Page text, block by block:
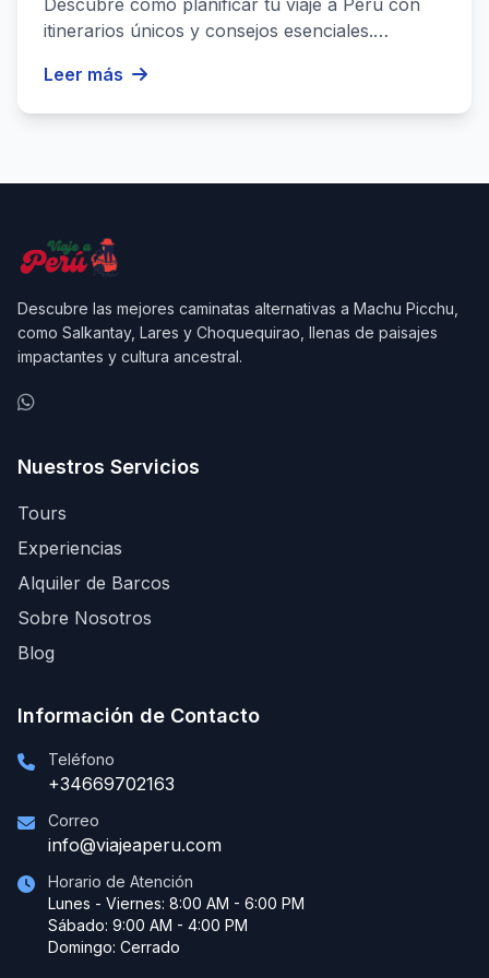
Descubre cómo planificar tu viaje a Perú con
itinerarios únicos y consejos esenciales.
Leer más
Descubre las mejores caminatas alternativas a Machu Picchu,
como Salkantay, Lares y Choquequirao, llenas de paisajes
impactantes y cultura ancestral.
Nuestros Servicios
Tours
Experiencias
Alquiler de Barcos
Sobre Nosotros
Blog
Información de Contacto
Teléfono
+34669702163
Correo
info@viajeaperu.com
Horario de Atención
Lunes - Viernes: 8:00 AM - 6:00 PM
Sábado: 9:00 AM - 4:00 PM
Domingo: Cerrado